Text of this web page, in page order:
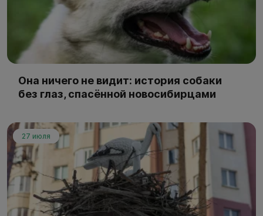
Она ничего не видит: история собаки
без глаз, спасённой новосибирцами
27 июля